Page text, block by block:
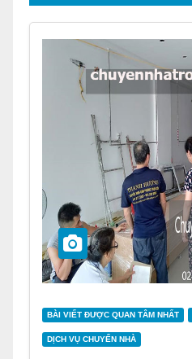
BÀI VIẾT ĐƯỢC QUAN TÂM NHẤT
DỊCH VỤ CHUYỂN NHÀ